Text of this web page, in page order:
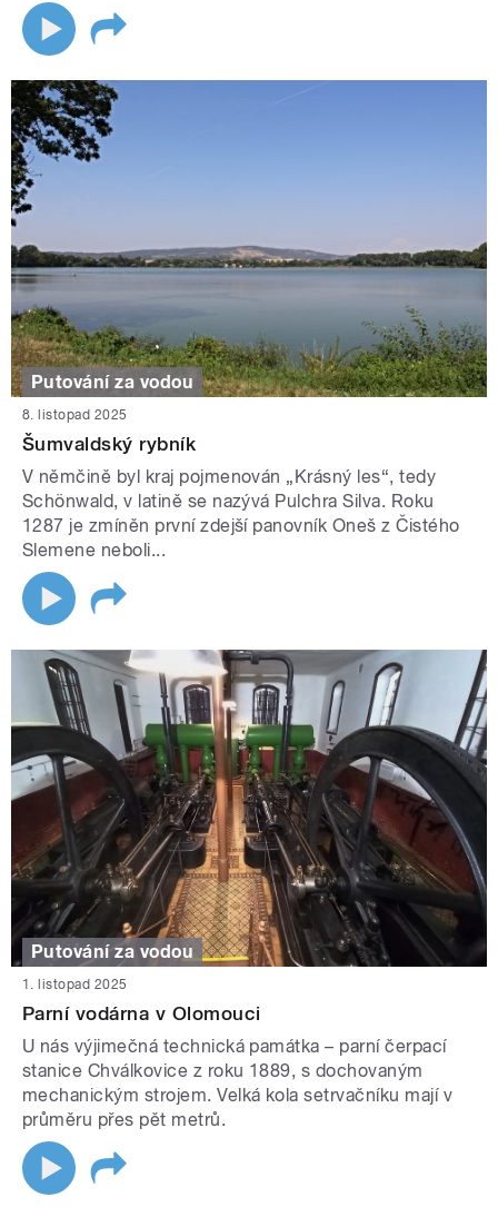
Putování za vodou
8. listopad 2025
Šumvaldský rybník
V němčině byl kraj pojmenován „Krásný les“, tedy
Schönwald, v latině se nazývá Pulchra Silva. Roku
1287 je zmíněn první zdejší panovník Oneš z Čistého
Slemene neboli...
Putování za vodou
1. listopad 2025
Parní vodárna v Olomouci
U nás výjimečná technická památka – parní čerpací
stanice Chválkovice z roku 1889, s dochovaným
mechanickým strojem. Velká kola setrvačníku mají v
průměru přes pět metrů.